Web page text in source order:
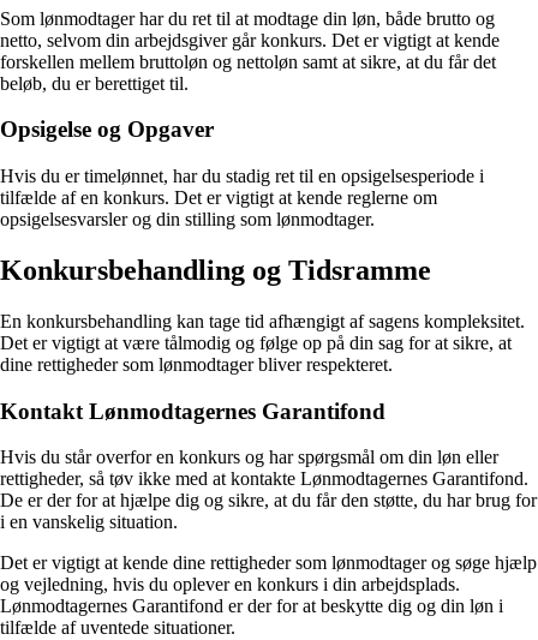
Som lønmodtager har du ret til at modtage din løn, både brutto og
netto, selvom din arbejdsgiver går konkurs. Det er vigtigt at kende
forskellen mellem bruttoløn og nettoløn samt at sikre, at du får det
beløb, du er berettiget til.
Opsigelse og Opgaver
Hvis du er timelønnet, har du stadig ret til en opsigelsesperiode i
tilfælde af en konkurs. Det er vigtigt at kende reglerne om
opsigelsesvarsler og din stilling som lønmodtager.
Konkursbehandling og Tidsramme
En konkursbehandling kan tage tid afhængigt af sagens kompleksitet.
Det er vigtigt at være tålmodig og følge op på din sag for at sikre, at
dine rettigheder som lønmodtager bliver respekteret.
Kontakt Lønmodtagernes Garantifond
Hvis du står overfor en konkurs og har spørgsmål om din løn eller
rettigheder, så tøv ikke med at kontakte Lønmodtagernes Garantifond.
De er der for at hjælpe dig og sikre, at du får den støtte, du har brug for
i en vanskelig situation.
Det er vigtigt at kende dine rettigheder som lønmodtager og søge hjælp
og vejledning, hvis du oplever en konkurs i din arbejdsplads.
Lønmodtagernes Garantifond er der for at beskytte dig og din løn i
tilfælde af uventede situationer.